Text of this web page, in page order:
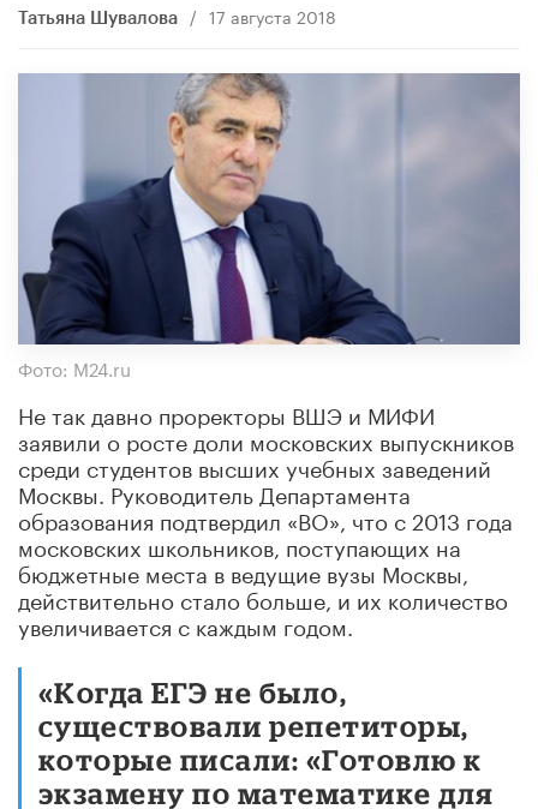
Татьяна Шувалова / 17 августа 2018
Фото: M24.ru
Не так давно проректоры ВШЭ и МИФИ
заявили о росте доли московских выпускников
среди студентов высших учебных заведений
Москвы. Руководитель Департамента
образования подтвердил «ВО», что с 2013 года
московских школьников, поступающих на
бюджетные места в ведущие вузы Москвы,
действительно стало больше, и их количество
увеличивается с каждым годом.
«Когда ЕГЭ не было,
существовали репетиторы,
которые писали: «Готовлю к
экзамену по математике для